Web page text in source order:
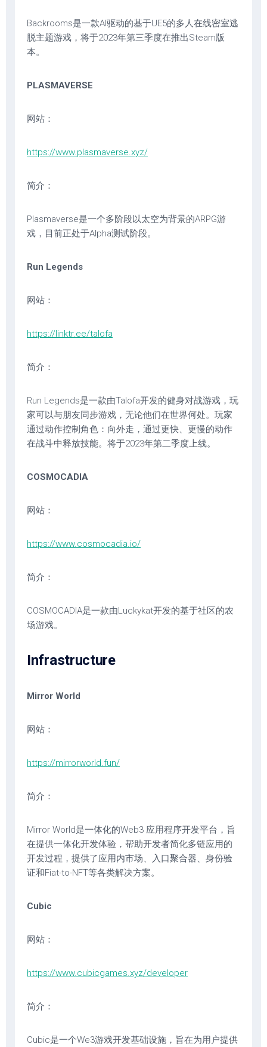
Backrooms是一款AI驱动的基于UE5的多人在线密室逃
脱主题游戏，将于2023年第三季度在推出Steam版
本。
PLASMAVERSE
网站：
https://www.plasmaverse.xyz/
简介：
Plasmaverse是一个多阶段以太空为背景的ARPG游
戏，目前正处于Alpha测试阶段。
Run Legends
网站：
https://linktr.ee/talofa
简介：
Run Legends是一款由Talofa开发的健身对战游戏，玩
家可以与朋友同步游戏，无论他们在世界何处。玩家
通过动作控制角色：向外走，通过更快、更慢的动作
在战斗中释放技能。将于2023年第二季度上线。
COSMOCADIA
网站：
https://www.cosmocadia.io/
简介：
COSMOCADIA是一款由Luckykat开发的基于社区的农
场游戏。
Infrastructure
Mirror World
网站：
https://mirrorworld.fun/
简介：
Mirror World是一体化的Web3 应用程序开发平台，旨
在提供一体化开发体验，帮助开发者简化多链应用的
开发过程，提供了应用内市场、入口聚合器、身份验
证和Fiat-to-NFT等各类解决方案。
Cubic
网站：
https://www.cubicgames.xyz/developer
简介：
Cubic是一个We3游戏开发基础设施，旨在为用户提供